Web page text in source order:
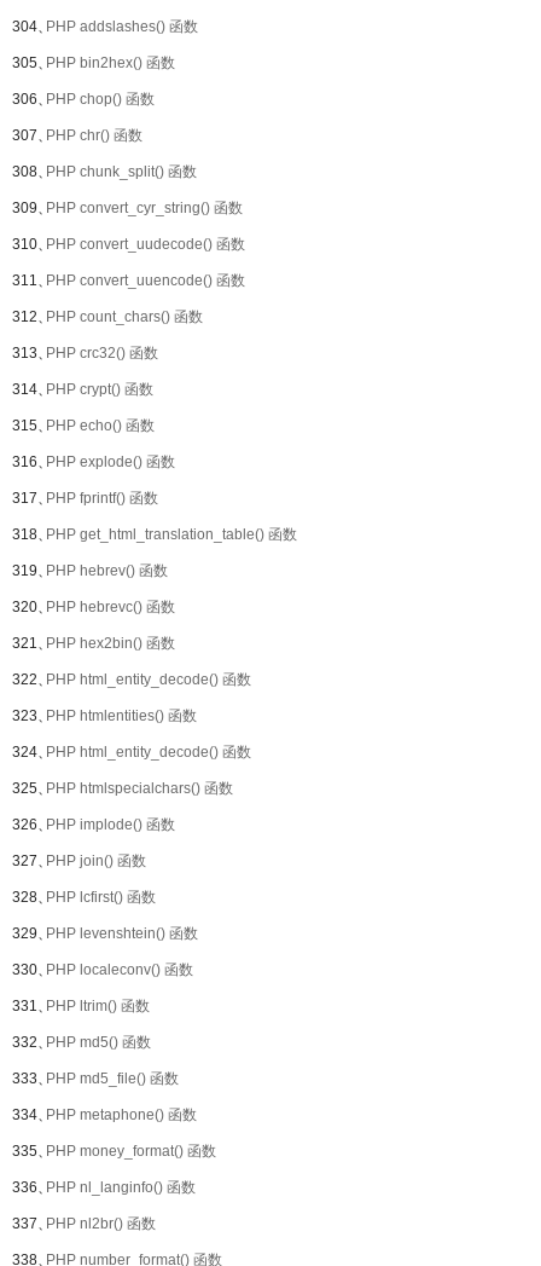
304、PHP addslashes() 函数
305、PHP bin2hex() 函数
306、PHP chop() 函数
307、PHP chr() 函数
308、PHP chunk_split() 函数
309、PHP convert_cyr_string() 函数
310、PHP convert_uudecode() 函数
311、PHP convert_uuencode() 函数
312、PHP count_chars() 函数
313、PHP crc32() 函数
314、PHP crypt() 函数
315、PHP echo() 函数
316、PHP explode() 函数
317、PHP fprintf() 函数
318、PHP get_html_translation_table() 函数
319、PHP hebrev() 函数
320、PHP hebrevc() 函数
321、PHP hex2bin() 函数
322、PHP html_entity_decode() 函数
323、PHP htmlentities() 函数
324、PHP html_entity_decode() 函数
325、PHP htmlspecialchars() 函数
326、PHP implode() 函数
327、PHP join() 函数
328、PHP lcfirst() 函数
329、PHP levenshtein() 函数
330、PHP localeconv() 函数
331、PHP ltrim() 函数
332、PHP md5() 函数
333、PHP md5_file() 函数
334、PHP metaphone() 函数
335、PHP money_format() 函数
336、PHP nl_langinfo() 函数
337、PHP nl2br() 函数
338、PHP number_format() 函数